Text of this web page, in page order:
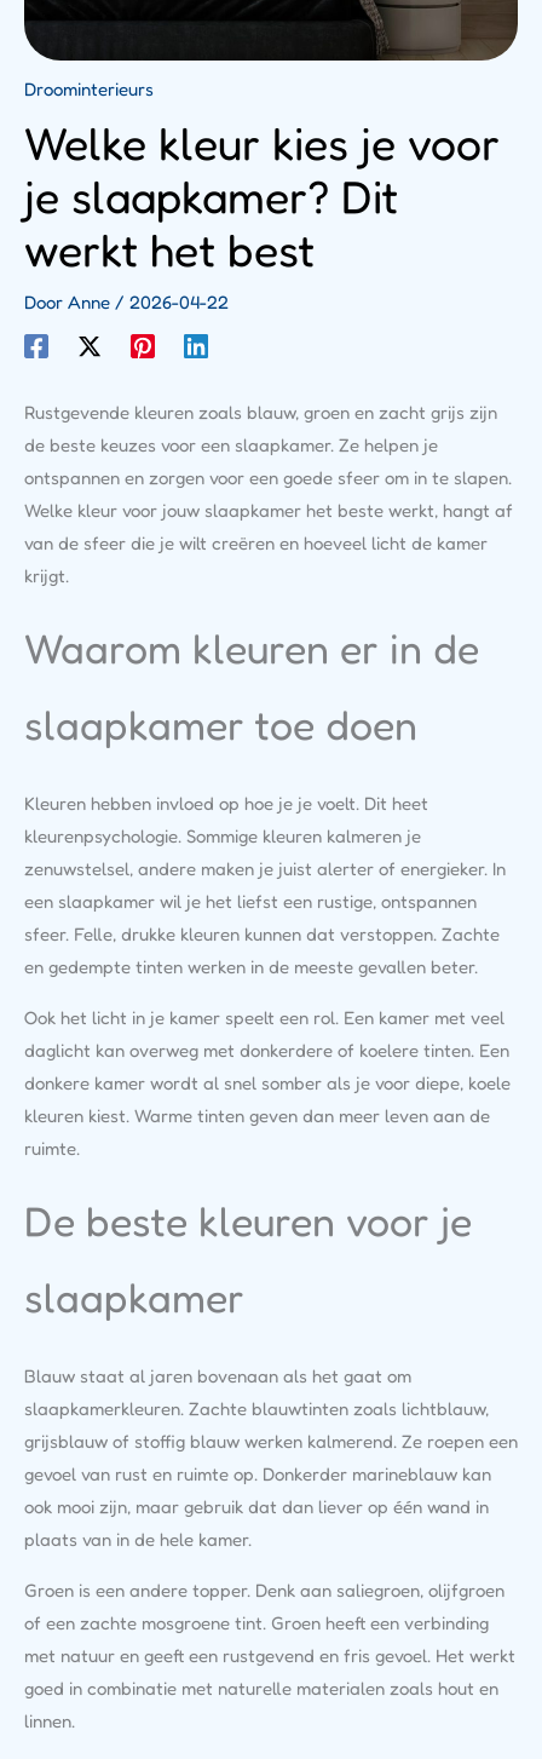
Droominterieurs
Welke kleur kies je voor
je slaapkamer? Dit
werkt het best
Door Anne / 2026-04-22
Rustgevende kleuren zoals blauw, groen en zacht grijs zijn
de beste keuzes voor een slaapkamer. Ze helpen je
ontspannen en zorgen voor een goede sfeer om in te slapen.
Welke kleur voor jouw slaapkamer het beste werkt, hangt af
van de sfeer die je wilt creëren en hoeveel licht de kamer
krijgt.
Waarom kleuren er in de
slaapkamer toe doen
Kleuren hebben invloed op hoe je je voelt. Dit heet
kleurenpsychologie. Sommige kleuren kalmeren je
zenuwstelsel, andere maken je juist alerter of energieker. In
een slaapkamer wil je het liefst een rustige, ontspannen
sfeer. Felle, drukke kleuren kunnen dat verstoppen. Zachte
en gedempte tinten werken in de meeste gevallen beter.
Ook het licht in je kamer speelt een rol. Een kamer met veel
daglicht kan overweg met donkerdere of koelere tinten. Een
donkere kamer wordt al snel somber als je voor diepe, koele
kleuren kiest. Warme tinten geven dan meer leven aan de
ruimte.
De beste kleuren voor je
slaapkamer
Blauw staat al jaren bovenaan als het gaat om
slaapkamerkleuren. Zachte blauwtinten zoals lichtblauw,
grijsblauw of stoffig blauw werken kalmerend. Ze roepen een
gevoel van rust en ruimte op. Donkerder marineblauw kan
ook mooi zijn, maar gebruik dat dan liever op één wand in
plaats van in de hele kamer.
Groen is een andere topper. Denk aan saliegroen, olijfgroen
of een zachte mosgroene tint. Groen heeft een verbinding
met natuur en geeft een rustgevend en fris gevoel. Het werkt
goed in combinatie met naturelle materialen zoals hout en
linnen.